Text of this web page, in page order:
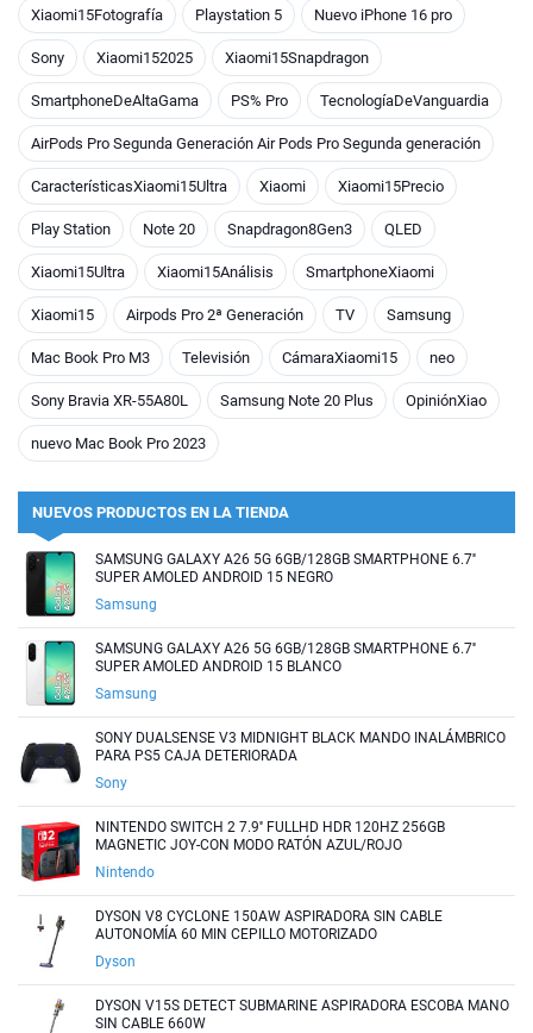
Xiaomi15Fotografía Playstation 5 Nuevo iPhone 16 pro
Sony Xiaomi152025 Xiaomi15Snapdragon
SmartphoneDeAltaGama PS% Pro TecnologíaDeVanguardia
AirPods Pro Segunda Generación Air Pods Pro Segunda generación
CaracterísticasXiaomi15Ultra Xiaomi Xiaomi15Precio
Play Station Note 20 Snapdragon8Gen3 QLED
Xiaomi15Ultra Xiaomi15Análisis SmartphoneXiaomi
Xiaomi15 Airpods Pro 2ª Generación TV Samsung
Mac Book Pro M3 Televisión CámaraXiaomi15 neo
Sony Bravia XR-55A80L Samsung Note 20 Plus OpiniónXiao
nuevo Mac Book Pro 2023
NUEVOS PRODUCTOS EN LA TIENDA
SAMSUNG GALAXY A26 5G 6GB/128GB SMARTPHONE 6.7''
SUPER AMOLED ANDROID 15 NEGRO
Samsung
SAMSUNG GALAXY A26 5G 6GB/128GB SMARTPHONE 6.7''
SUPER AMOLED ANDROID 15 BLANCO
Samsung
SONY DUALSENSE V3 MIDNIGHT BLACK MANDO INALÁMBRICO
PARA PS5 CAJA DETERIORADA
Sony
NINTENDO SWITCH 2 7.9'' FULLHD HDR 120HZ 256GB
MAGNETIC JOY-CON MODO RATÓN AZUL/ROJO
Nintendo
DYSON V8 CYCLONE 150AW ASPIRADORA SIN CABLE
AUTONOMÍA 60 MIN CEPILLO MOTORIZADO
Dyson
DYSON V15S DETECT SUBMARINE ASPIRADORA ESCOBA MANO
SIN CABLE 660W